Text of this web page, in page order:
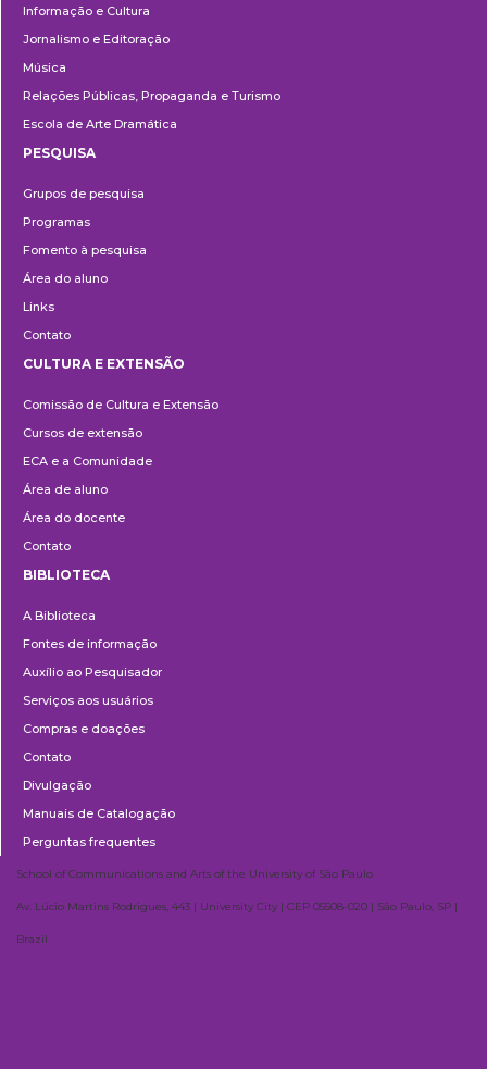
Informação e Cultura
Jornalismo e Editoração
Música
Relações Públicas, Propaganda e Turismo
Escola de Arte Dramática
PESQUISA
Grupos de pesquisa
Programas
Fomento à pesquisa
Área do aluno
Links
Contato
e
Extensão
CULTURA E EXTENSÃO
Comissão de Cultura e Extensão
Cursos de extensão
ECA e a Comunidade
Área de aluno
Área do docente
Contato
BIBLIOTECA
A Biblioteca
Fontes de informação
Auxílio ao Pesquisador
Serviços aos usuários
Compras e doações
Contato
Divulgação
Manuais de Catalogação
Perguntas frequentes
School of Communications and Arts of the University of São Paulo
Av. Lúcio Martins Rodrigues, 443 | University City | CEP 05508-020 | São Paulo, SP |
Brazil